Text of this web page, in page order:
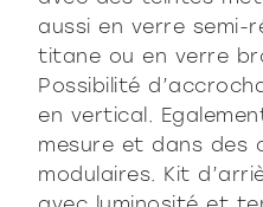
aussi en verre semi-
titane ou en verre
Possibilité
en vertical.
mesure et dans des
modulaires. Kit